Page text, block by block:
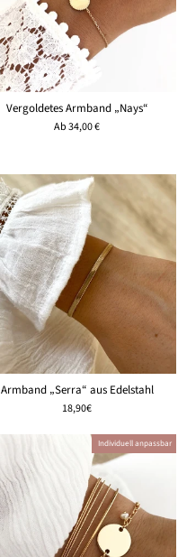
Vergoldetes Armband „Nays“
Ab34,00 €
Armband „Serra“ aus Edelstahl
18,90€
Individuell anpassbar